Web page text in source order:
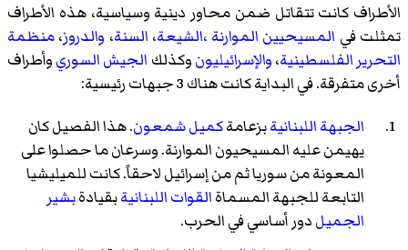
الأطراف كانت تتقاتل ضمن محاور دينية وسياسية، هذه الأطراف
تمثلت في المسيحيين الموارنة ،الشيعة، السنة، والدروز،منظمة
التحرير الفلسطينية،والإسرائيليونوكذلك الجيش السوريوأطراف
أخرى متفرقة. في البداية كانت هناك 3 جبهات رئيسية:
الجبهة اللبنانيةبزعامةكميل شمعون. هذا الفصيل كان
يهيمن عليه المسيحيون الموارنة. وسرعان ما حصلوا على
المعونة من سوريا ثم من إسرائيل لاحقاً. كانت للميليشيا
التابعة للجبهة المسماةالقوات اللبنانيةبقيادةبشير
الجميلدور أساسي في الحرب.